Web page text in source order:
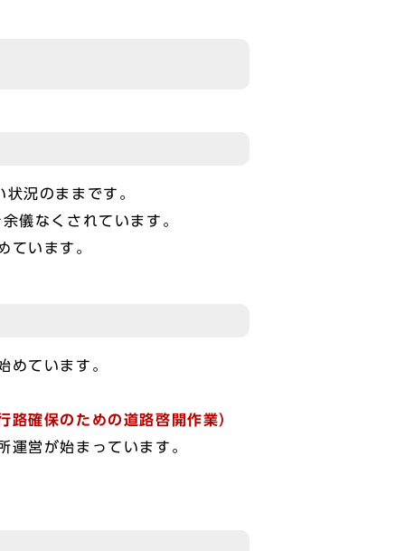
況のままです。
儀なくされています。
ています。
めています。
確保のための道路啓開作業）
運営が始まっています。